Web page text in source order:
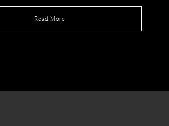
Read More